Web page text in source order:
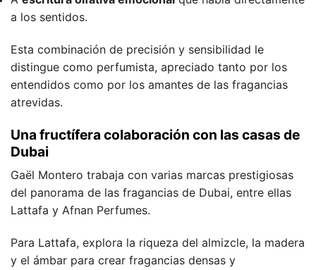
a los sentidos.
Esta combinación de precisión y sensibilidad le
distingue como perfumista, apreciado tanto por los
entendidos como por los amantes de las fragancias
atrevidas.
Una fructífera colaboración con las casas de
Dubai
Gaël Montero trabaja con varias marcas prestigiosas
del panorama de las fragancias de Dubai, entre ellas
Lattafa y Afnan Perfumes.
Para Lattafa, explora la riqueza del almizcle, la madera
y el ámbar para crear fragancias densas y